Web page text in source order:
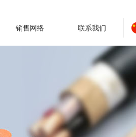
销售网络 联系我们